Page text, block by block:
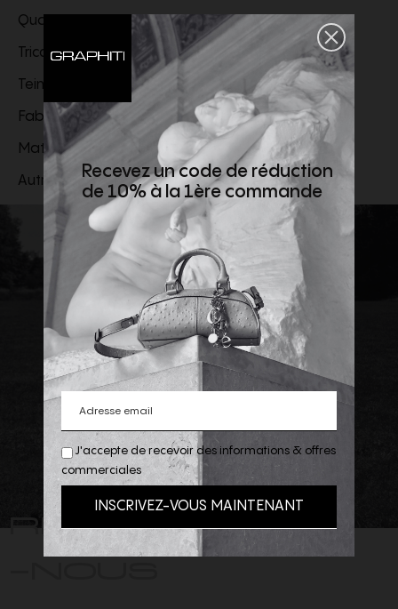
Qualités environnementales du produit
Tricotage Portugal
Teinture Portugal
Fabrication Portugal
Matière principale 100% coton
Autre matière 100% coton
REJOIGNEZ
-NOUS
J'accepte de recevoir des informations & offres
commerciales
Recevez un code de réduction
de 10% à la 1ère commande